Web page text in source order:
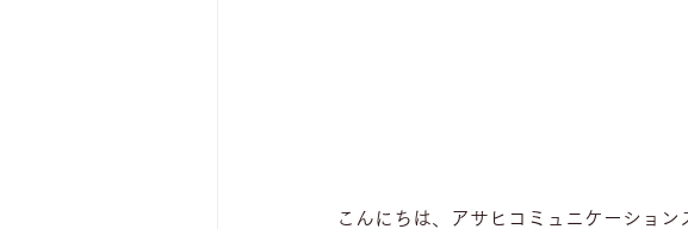
こんにちは、アサヒコミュニケーション